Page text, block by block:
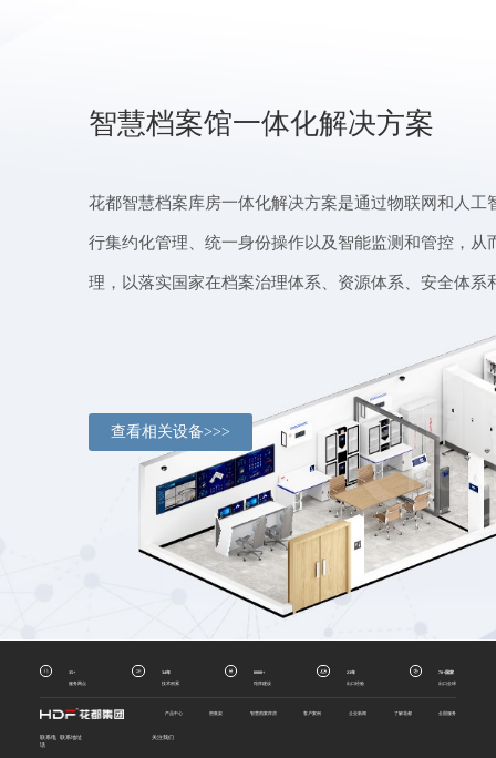
智慧档案馆一体化解决方案
花都智慧档案库房一体化解决方案是通过物联网和人
行集约化管理、统一身份操作以及智能监测和管控，
理，以落实国家在档案治理体系、资源体系、安全体系
查看相关设备>>>
35+
服务网点
34年
技术积累
8000+
馆库建设
23年
出口经验
70+国家
出口全球
产品中心 密集架 智慧档案库房 客户案例 企业新闻 了解花都 全国服务
联系电
话
联系地址 关注我们